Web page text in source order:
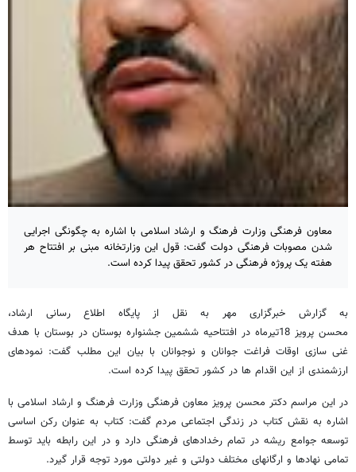
معاون فرهنگی وزارت فرهنگ و ارشاد اسلامی با اشاره به چگونگی اجرایی
شدن مصوبات فرهنگی دولت گفت: قول این وزارتخانه مبنی بر افتتاح هر
هفته یک پروژه فرهنگی در کشور تحقق پیدا کرده است.
به گزارش خبرگزاری مهر به نقل از پایگاه اطلاع رسانی ارشاد،
محسن پرویز 18تیرماه در افتتاحیه ششمین جشنواره بوستان در بوستان با هدف
غنی سازی اوقات فراغت جوانان و نوجوانان با بیان این مطلب گفت: نمودهای
ارزشمندی از این اقدام ها در کشور تحقق پیدا کرده است.
در این مراسم دکتر محسن پرویز معاون فرهنگی وزارت فرهنگ و ارشاد اسلامی با
اشاره به نقش کتاب در زندگی اجتماعی مردم گفت: کتاب به عنوان رکن اساسی
توسعه جوامع ریشه در تمام رخدادهای فرهنگی دارد و در این رابطه باید توسط
تمامی نهادها و ارگانهای مختلف دولتی و غیر دولتی مورد توجه قرار گیرد.